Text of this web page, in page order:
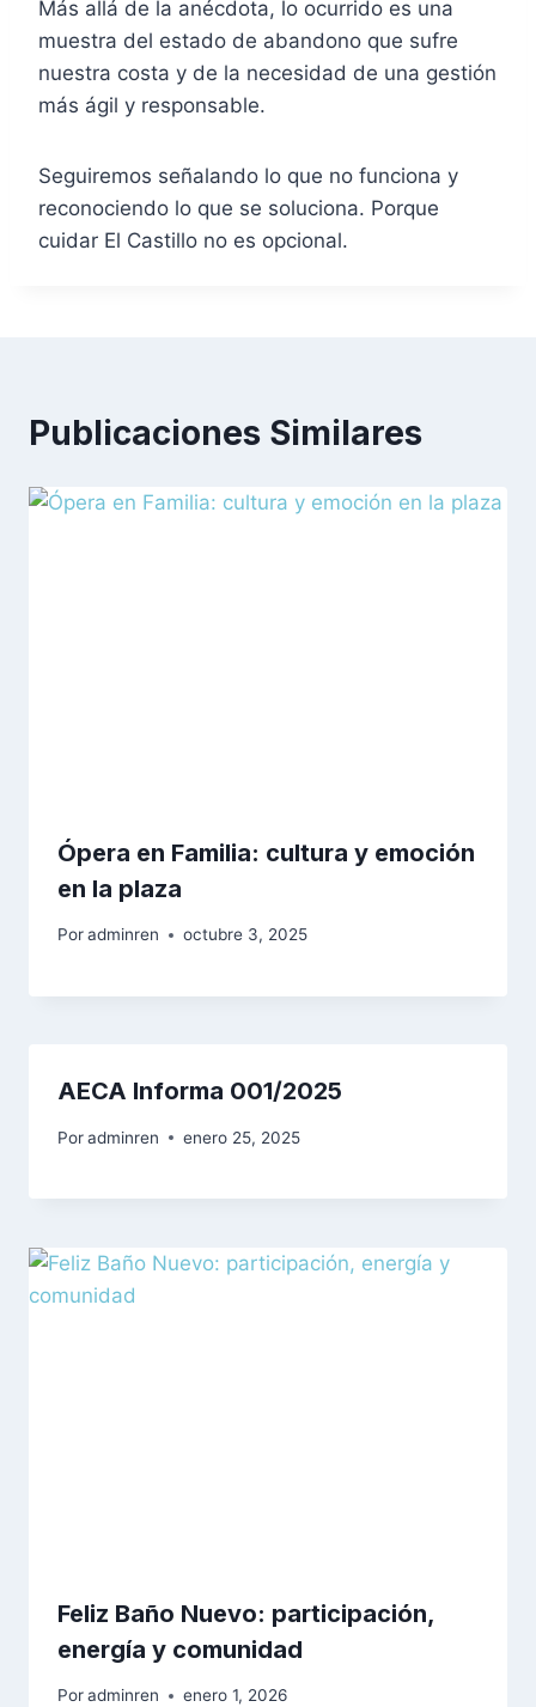
Más allá de la anécdota, lo ocurrido es una
muestra del estado de abandono que sufre
nuestra costa y de la necesidad de una gestión
más ágil y responsable.
Seguiremos señalando lo que no funciona y
reconociendo lo que se soluciona. Porque
cuidar El Castillo no es opcional.
Publicaciones Similares
Ópera en Familia: cultura y emoción
en la plaza
Poradminren octubre 3, 2025
AECA Informa 001/2025
Poradminren enero 25, 2025
Feliz Baño Nuevo: participación,
energía y comunidad
Poradminren enero 1, 2026